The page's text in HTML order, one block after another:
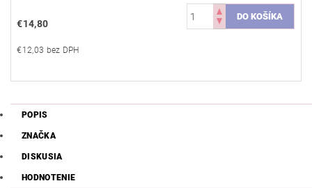
€14,80
€12,03 bez DPH
POPIS
ZNAČKA
DISKUSIA
HODNOTENIE